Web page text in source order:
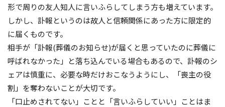
形で周りの友人知人に言いふらしてしまう方も増えています。
しかし、訃報というのは故人と信頼関係にあった方に限定的
に届くものです。
相手が「訃報(葬儀のお知らせ)が届くと思っていたのに葬儀に
呼ばれなかった」と落ち込んでいる場合もあるので、訃報のシ
ェアは慎重に、必要な時だけおこなうようにし、「喪主の役
割」を奪わないことが大切です。
「口止めされてない」ことと「言いふらしていい」ことはま